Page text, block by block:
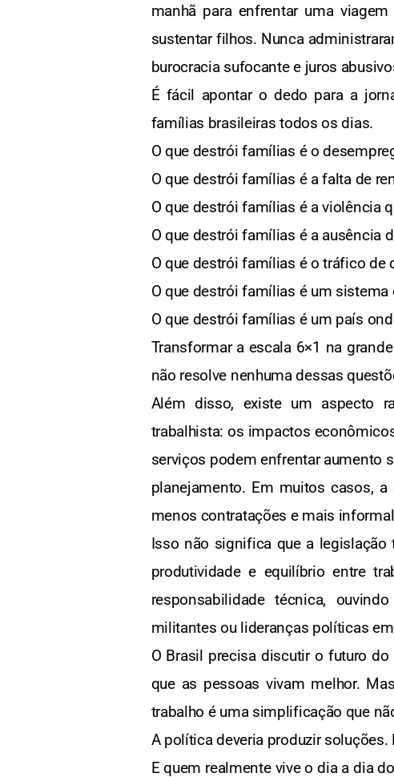
manhã para enfrentar uma
sustentar filhos. Nunca
burocracia sufocante e juros
É fácil apontar o dedo para a
famílias brasileiras todos os dias.
O que destrói famílias é o
O que destrói famílias é a falta de
O que destrói famílias é a violência
O que destrói famílias é a ausência
O que destrói famílias é o tráfico de
O que destrói famílias é um
O que destrói famílias é um país
Transformar a escala 6×1 na
não resolve nenhuma dessas
Além disso, existe um aspecto
trabalhista: os impactos
serviços podem enfrentar aumento
planejamento. Em muitos casos,
menos contratações e mais
Isso não significa que a legislação
produtividade e equilíbrio entre
responsabilidade técnica,
militantes ou lideranças políticas
O Brasil precisa discutir o futuro
que as pessoas vivam melhor.
trabalho é uma simplificação que
A política deveria produzir
E quem realmente vive o dia a dia